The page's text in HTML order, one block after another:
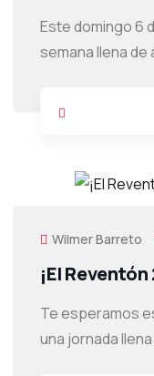
Este domingo 6
semana llena de
Wilmer Barreto
¡El
Te esperamos
una jornada